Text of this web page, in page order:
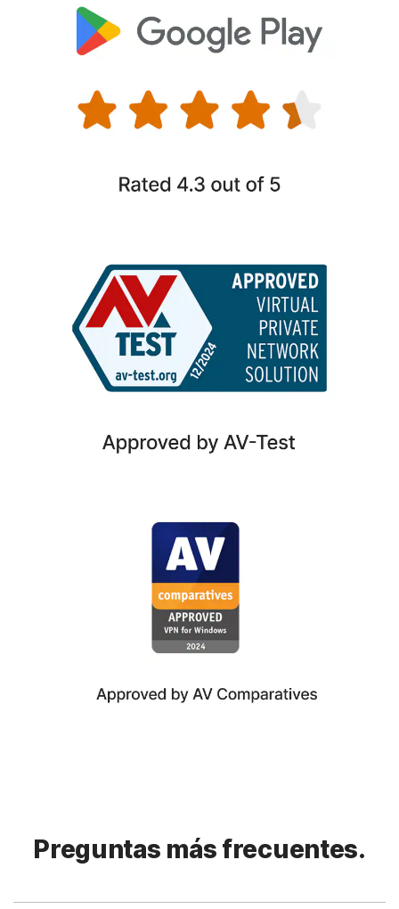
Preguntas más frecuentes.